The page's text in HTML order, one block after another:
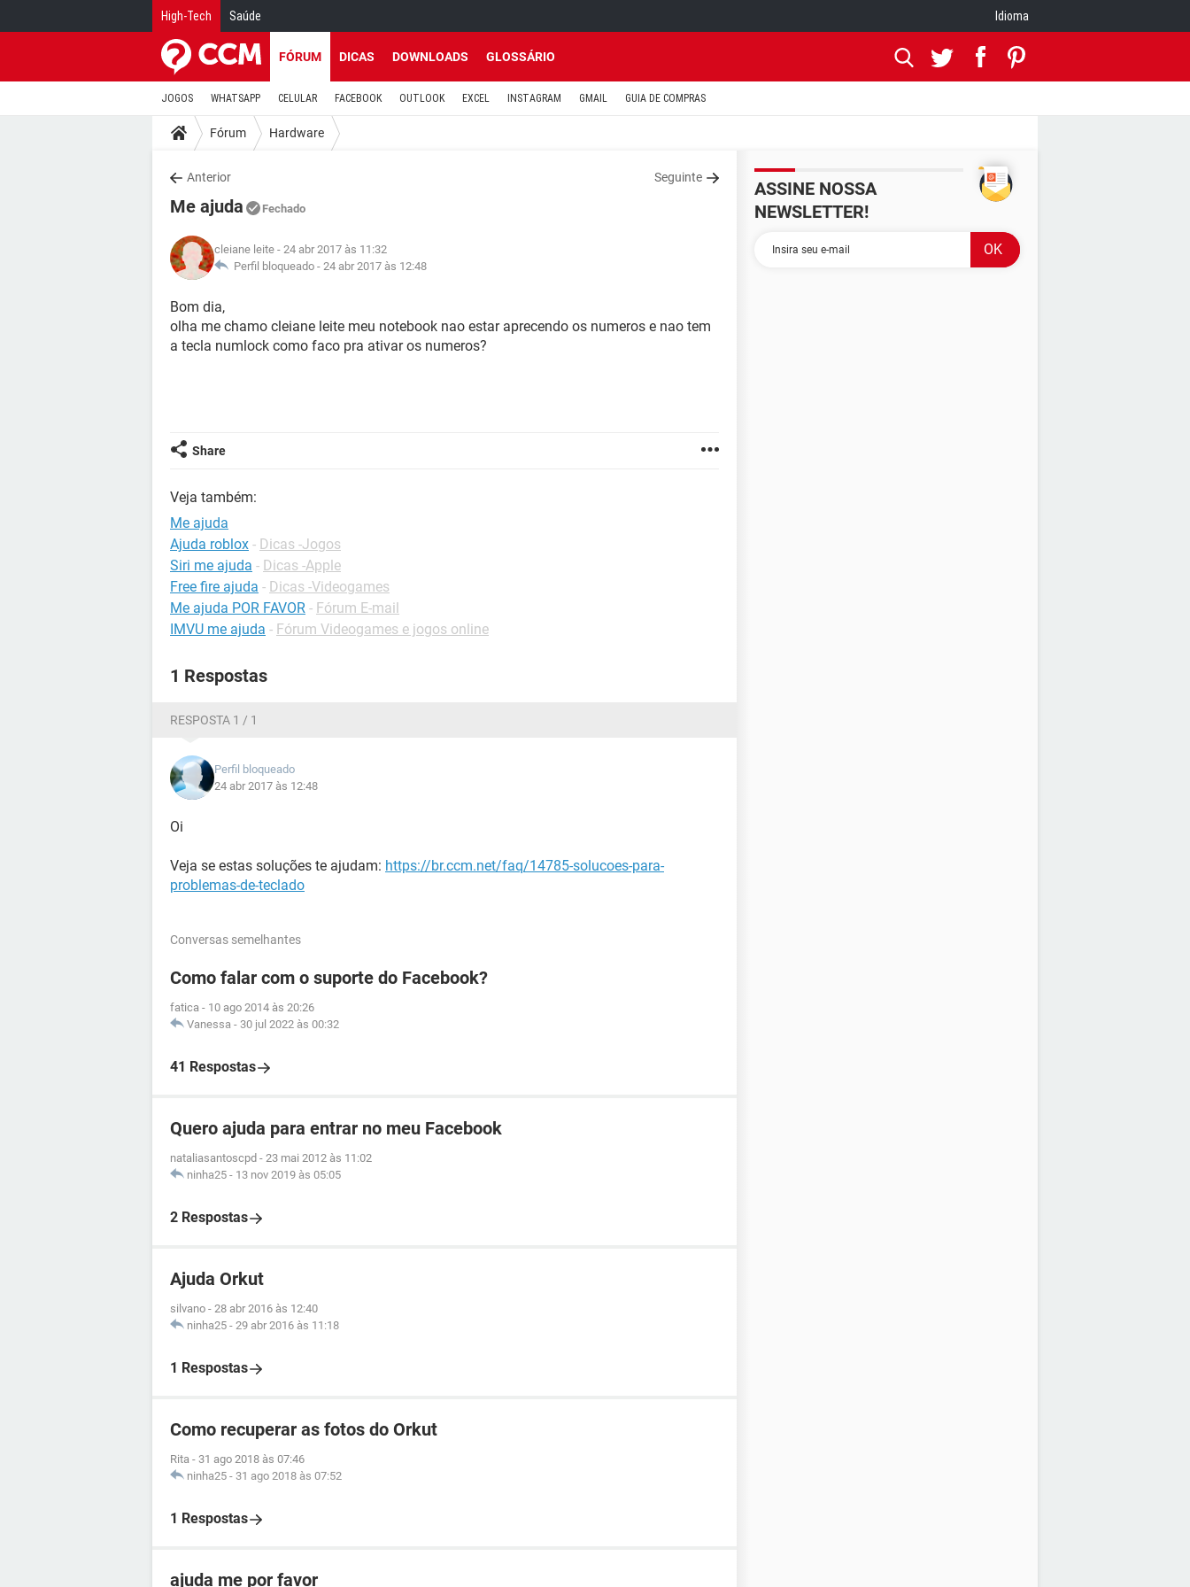
High-Tech Saúde Idioma
FÓRUM DICAS DOWNLOADS GLOSSÁRIO
JOGOS WHATSAPP CELULAR FACEBOOK OUTLOOK EXCEL INSTAGRAM GMAIL GUIA DE COMPRAS
Fórum Hardware
Anterior Seguinte
Me ajuda Fechado
cleiane leite - 24 abr 2017 às 11:32
Perfil bloqueado - 24 abr 2017 às 12:48
Bom dia,
olha me chamo cleiane leite meu notebook nao estar aprecendo os numeros e nao tem
a tecla numlock como faco pra ativar os numeros?
Share
Veja também:
Me ajuda
Ajuda roblox - Dicas -Jogos
Siri me ajuda - Dicas -Apple
Free fire ajuda - Dicas -Videogames
Me ajuda POR FAVOR - Fórum E-mail
IMVU me ajuda - Fórum Videogames e jogos online
1 Respostas
RESPOSTA 1 / 1
Perfil bloqueado
24 abr 2017 às 12:48
Oi
Veja se estas soluções te ajudam: https://br.ccm.net/faq/14785-solucoes-para-
problemas-de-teclado
Conversas semelhantes
Como falar com o suporte do Facebook?
fatica - 10 ago 2014 às 20:26
Vanessa - 30 jul 2022 às 00:32
41 Respostas
Quero ajuda para entrar no meu Facebook
nataliasantoscpd - 23 mai 2012 às 11:02
ninha25 - 13 nov 2019 às 05:05
2 Respostas
Ajuda Orkut
silvano - 28 abr 2016 às 12:40
ninha25 - 29 abr 2016 às 11:18
1 Respostas
Como recuperar as fotos do Orkut
Rita - 31 ago 2018 às 07:46
ninha25 - 31 ago 2018 às 07:52
1 Respostas
ajuda me por favor
ASSINE NOSSA
NEWSLETTER!